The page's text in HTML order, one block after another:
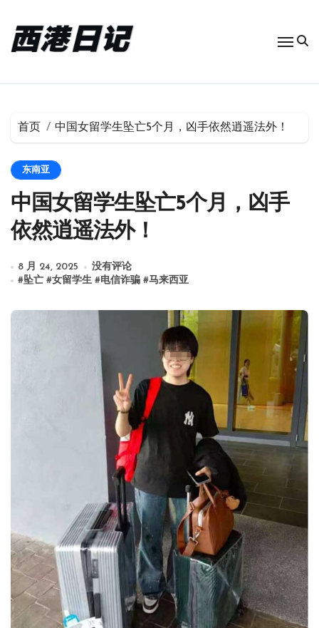
首页 中国女留学生坠亡5个月，凶手依然逍遥法外！
东南亚
中国女留学生坠亡5个月，凶手
依然逍遥法外！
8 月 24, 2025
没有评论
#坠亡 #女留学生 #电信诈骗 #马来西亚